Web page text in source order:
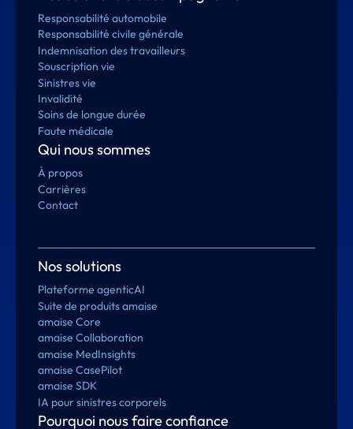
Responsabilité automobile
Responsabilité civile générale
Indemnisation des travailleurs
Souscription vie
Sinistres vie
Invalidité
Soins de longue durée
Faute médicale
Qui nous sommes
À propos
Carrières
Contact
Nos solutions
Plateforme agenticAI
Suite de produits amaise
amaise Core
amaise Collaboration
amaise MedInsights
amaise CasePilot
amaise SDK
IA pour sinistres corporels
Pourquoi nous faire confiance